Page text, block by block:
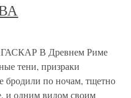
В Древнем Риме
тени, призраки
бродили по ночам, тщетно
и одним видом своим